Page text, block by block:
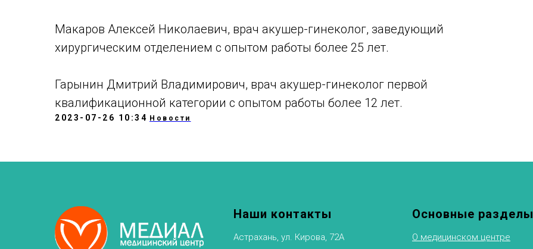
Макаров Алексей Николаевич, врач акушер-гинеколог, заведующий
хирургическим отделением с опытом работы более 25 лет.
Гарынин Дмитрий Владимирович, врач акушер-гинеколог первой
квалификационной категории с опытом работы более 12 лет.
2023-07-26 10:34 Новости
Наши контакты
Астрахань, ул. Кирова, 72А
Основные разделы
О медицинском центре